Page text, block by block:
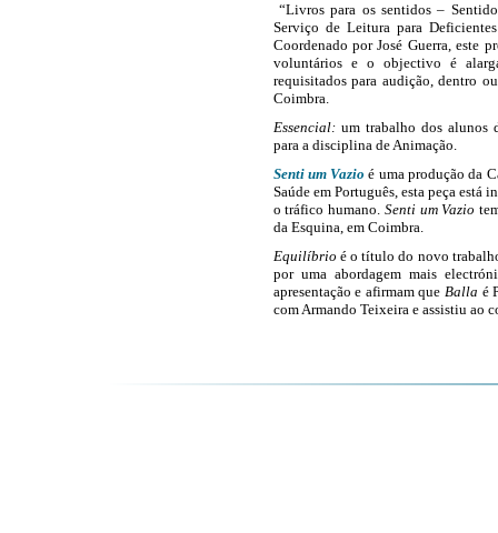
“Livros para os sentidos –
Serviço de Leitura para
Coordenado por José Guerra, este
voluntários e o objectivo é
requisitados para audição, dentro
Coimbra.
Essencial: um trabalho dos alunos
para a disciplina de Animação.
Senti um Vazio é uma produção da
Saúde em Português, esta peça está
o tráfico humano. Senti um Vazio
da Esquina, em Coimbra.
Equilíbrio é o título do novo
por uma abordagem mais
apresentação e afirmam que Balla é
com Armando Teixeira e assistiu ao